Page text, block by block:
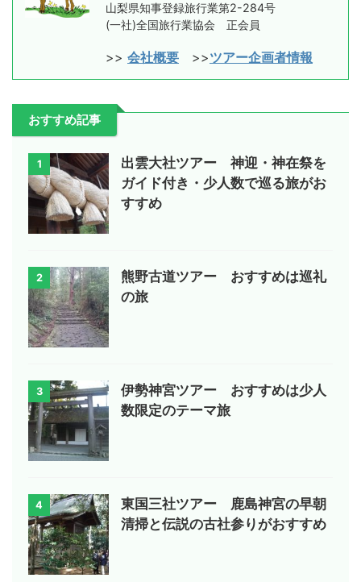
山梨県知事登録旅行業第2-284号
(一社)全国旅行業協会 正会員
>> 会社概要 >>ツアー企画者情報
おすすめ記事
1
出雲大社ツアー 神迎・神在祭を
ガイド付き・少人数で巡る旅がお
すすめ
2
熊野古道ツアー おすすめは巡礼
の旅
3
伊勢神宮ツアー おすすめは少人
数限定のテーマ旅
4
東国三社ツアー 鹿島神宮の早朝
清掃と伝説の古社参りがおすすめ